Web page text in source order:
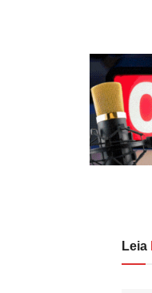
Leia